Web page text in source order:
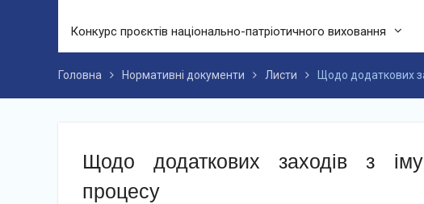
Конкурс проєктів національно-патріотичного виховання
Головна Нормативні документи Листи Щодо додаткових
Щодо додаткових заходів з
процесу